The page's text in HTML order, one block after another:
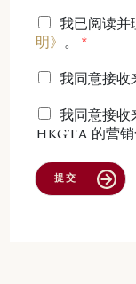
我已阅读
明》 。
我同意接收
我同意接
HKGTA 的营销
提交